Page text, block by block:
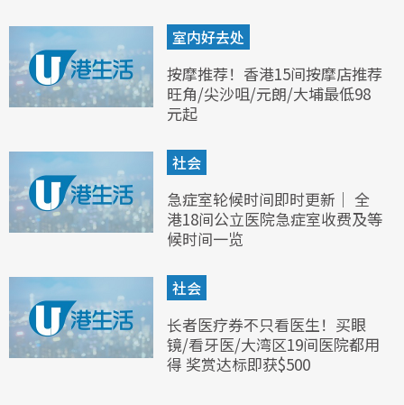
室内好去处
按摩推荐！香港15间按摩店推荐
旺角/尖沙咀/元朗/大埔最低98
元起
社会
急症室轮候时间即时更新｜ 全
港18间公立医院急症室收费及等
候时间一览
社会
长者医疗券不只看医生！买眼
镜/看牙医/大湾区19间医院都用
得 奖赏达标即获$500